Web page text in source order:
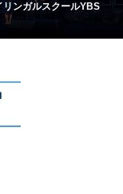
リンガルスクールYBS